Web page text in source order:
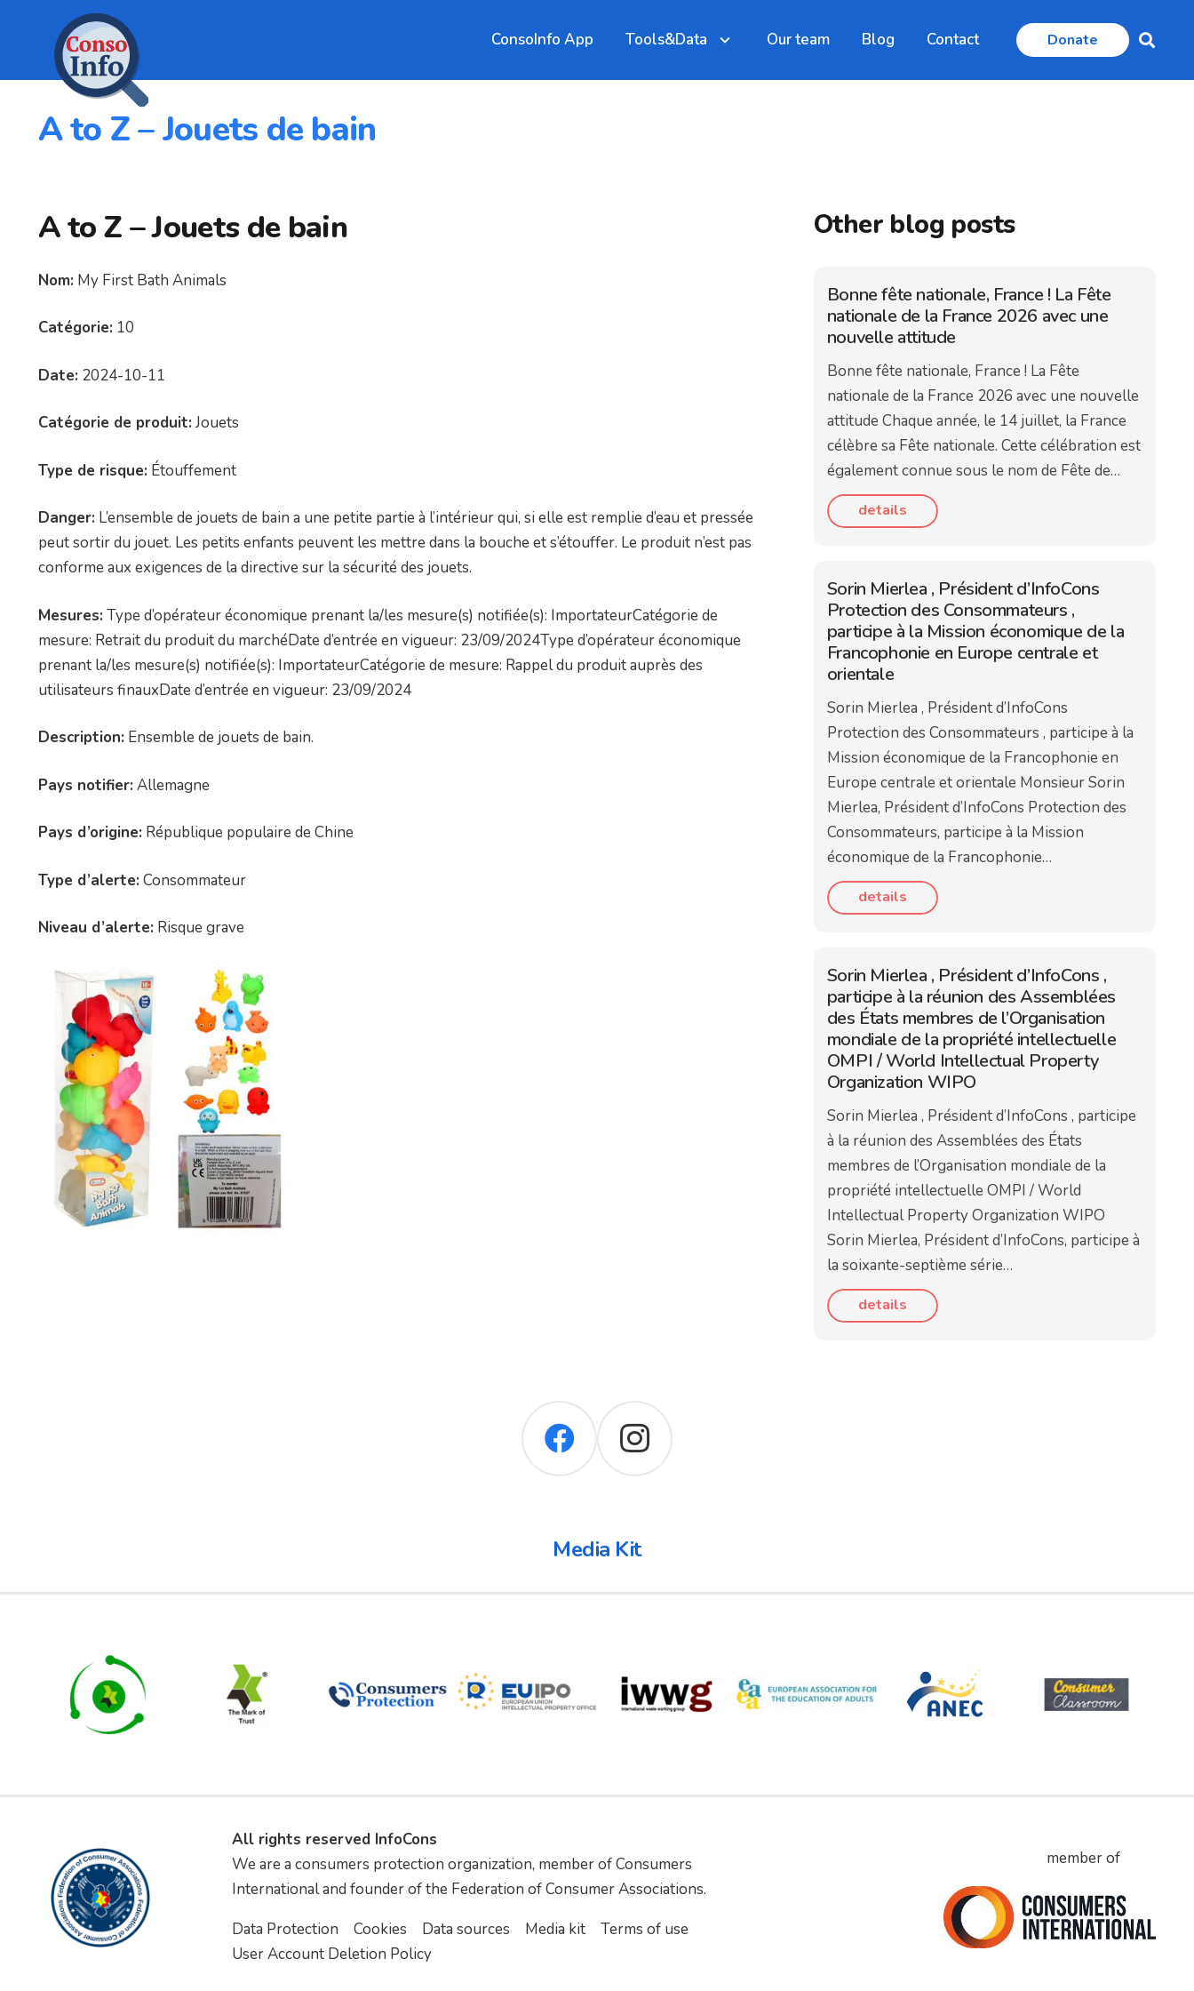
ConsoInfo App Tools&Data Our team Blog Contact Donate
A to Z – Jouets de bain
A to Z – Jouets de bain
Nom: My First Bath Animals
Catégorie: 10
Date: 2024-10-11
Catégorie de produit: Jouets
Type de risque: Étouffement
Danger: L’ensemble de jouets de bain a une petite partie à l’intérieur qui, si elle est remplie d’eau et pressée
peut sortir du jouet. Les petits enfants peuvent les mettre dans la bouche et s’étouffer. Le produit n’est pas
conforme aux exigences de la directive sur la sécurité des jouets.
Mesures: Type d’opérateur économique prenant la/les mesure(s) notifiée(s): ImportateurCatégorie de
mesure: Retrait du produit du marchéDate d’entrée en vigueur: 23/09/2024Type d’opérateur économique
prenant la/les mesure(s) notifiée(s): ImportateurCatégorie de mesure: Rappel du produit auprès des
utilisateurs finauxDate d’entrée en vigueur: 23/09/2024
Description: Ensemble de jouets de bain.
Pays notifier: Allemagne
Pays d’origine: République populaire de Chine
Type d’alerte: Consommateur
Niveau d’alerte: Risque grave
Other blog posts
Bonne fête nationale, France ! La Fête
nationale de la France 2026 avec une
nouvelle attitude
Bonne fête nationale, France ! La Fête
nationale de la France 2026 avec une nouvelle
attitude Chaque année, le 14 juillet, la France
célèbre sa Fête nationale. Cette célébration est
également connue sous le nom de Fête de…
details
Sorin Mierlea , Président d’InfoCons
Protection des Consommateurs ,
participe à la Mission économique de la
Francophonie en Europe centrale et
orientale
Sorin Mierlea , Président d’InfoCons
Protection des Consommateurs , participe à la
Mission économique de la Francophonie en
Europe centrale et orientale Monsieur Sorin
Mierlea, Président d’InfoCons Protection des
Consommateurs, participe à la Mission
économique de la Francophonie…
details
Sorin Mierlea , Président d’InfoCons ,
participe à la réunion des Assemblées
des États membres de l’Organisation
mondiale de la propriété intellectuelle
OMPI / World Intellectual Property
Organization WIPO
Sorin Mierlea , Président d’InfoCons , participe
à la réunion des Assemblées des États
membres de l’Organisation mondiale de la
propriété intellectuelle OMPI / World
Intellectual Property Organization WIPO
Sorin Mierlea, Président d’InfoCons, participe à
la soixante-septième série…
details
Media Kit
All rights reserved InfoCons
We are a consumers protection organization, member of Consumers
International and founder of the Federation of Consumer Associations.
Data Protection
Cookies Data sources Media kit
Terms of use
User Account Deletion Policy
member of